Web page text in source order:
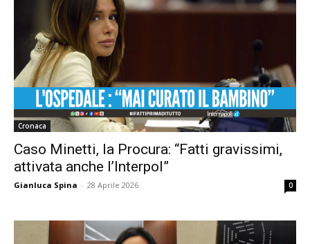
Cronaca
Caso Minetti, la Procura: “Fatti gravissimi,
attivata anche l’Interpol”
Gianluca Spina - 28 Aprile 2026 0